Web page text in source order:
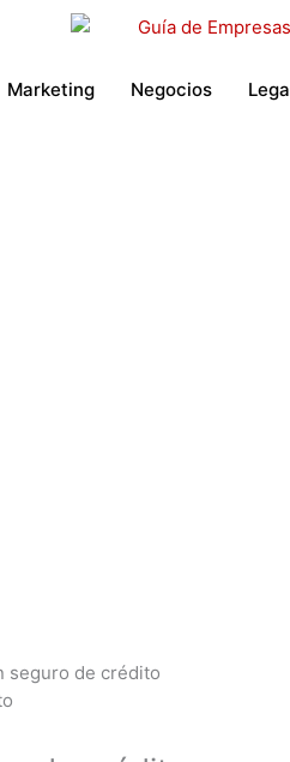
Marketing Negocios
seguro de crédito